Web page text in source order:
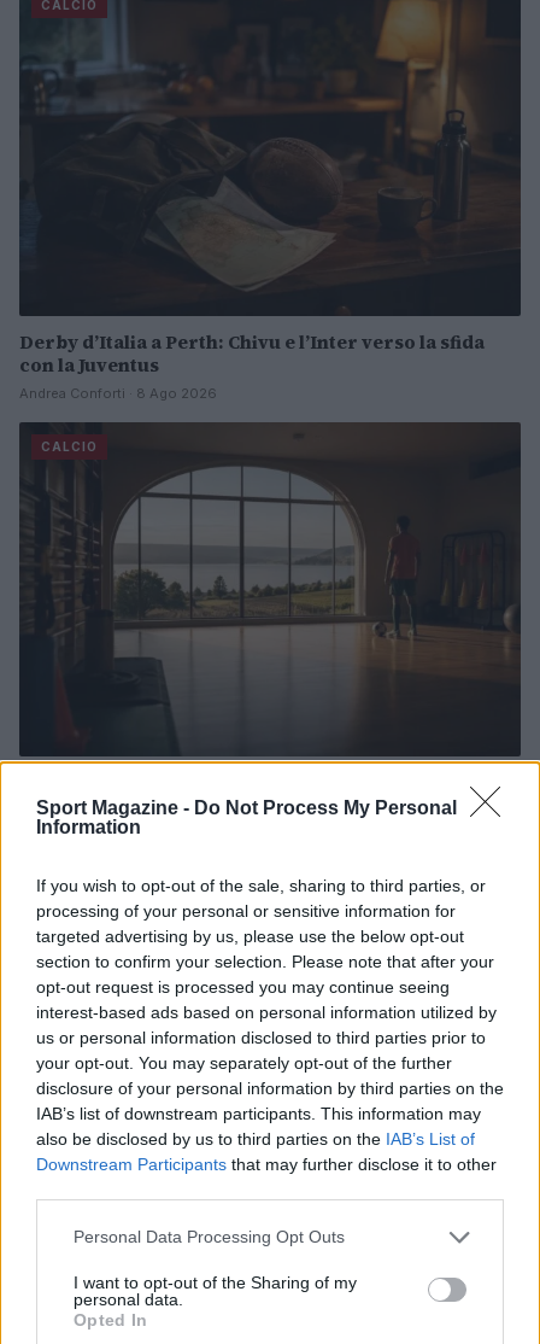
Sport Magazine - Do Not Process My Personal
Information
If you wish to opt-out of the sale, sharing to third parties, or
processing of your personal or sensitive information for
targeted advertising by us, please use the below opt-out
section to confirm your selection. Please note that after your
opt-out request is processed you may continue seeing
interest-based ads based on personal information utilized by
us or personal information disclosed to third parties prior to
your opt-out. You may separately opt-out of the further
disclosure of your personal information by third parties on the
IAB’s list of downstream participants. This information may
also be disclosed by us to third parties on the IAB’s List of
Downstream Participants that may further disclose it to other
Please note that this website/app uses one or more Google
not limited to your visit or usage behaviour. You may click to
grant or deny consent to Google and its third-party tags to
use your data for below specified purposes in below Google
Personal Data Processing Opt Outs
I want to opt-out of the Sharing of my
personal data.
Opted In
CALCIO
Derby d’Italia a Perth: Chivu e l’Inter verso la sfida
con la Juventus
Andrea Conforti · 8 Ago 2026
CALCIO
Venezia FC: il calendario e i dettagli della tournée
francese
Andrea Conforti · 7 Ago 2026
CALCIO
dirigenziali
Ilaria Mauri · 7 Ago 2026